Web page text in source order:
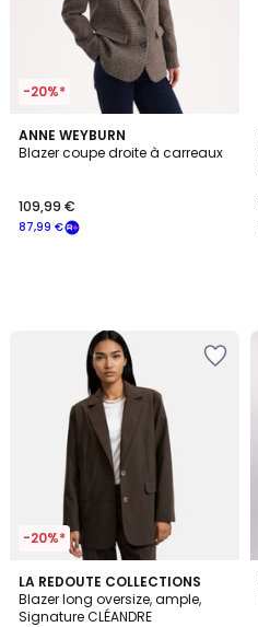
-20%*
ANNE WEYBURN
Blazer coupe droite à carreaux
87,99 €
109,99 €
-20%*
LA REDOUTE COLLECTIONS
Blazer long oversize, ample,
Signature CLÉANDRE
3,9
/ 5
2
Couleurs